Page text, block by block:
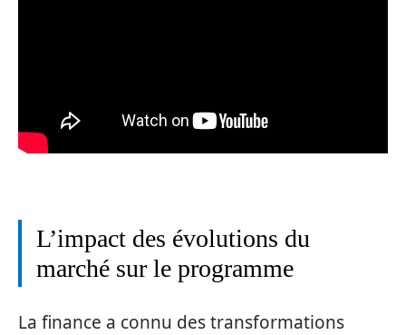
L’impact des évolutions du
marché sur le programme
La finance a connu des transformations